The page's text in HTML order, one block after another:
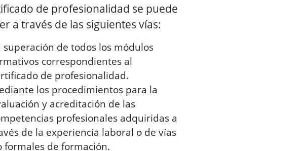
de profesionalidad se puede
a través de las siguientes vías:
superación de todos los módulos
correspondientes al
de profesionalidad.
los procedimientos para la
y acreditación de las
profesionales adquiridas a
de la experiencia laboral o de vías
formales de formación.